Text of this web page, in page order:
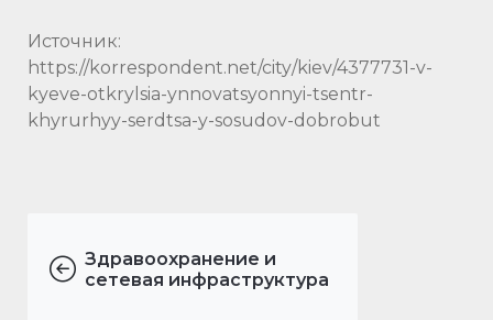
Источник:
https://korrespondent.net/city/kiev/4377731-v-
kyeve-otkrylsia-ynnovatsyonnyi-tsentr-
khyrurhyy-serdtsa-y-sosudov-dobrobut
Здравоохранение и
сетевая инфраструктура